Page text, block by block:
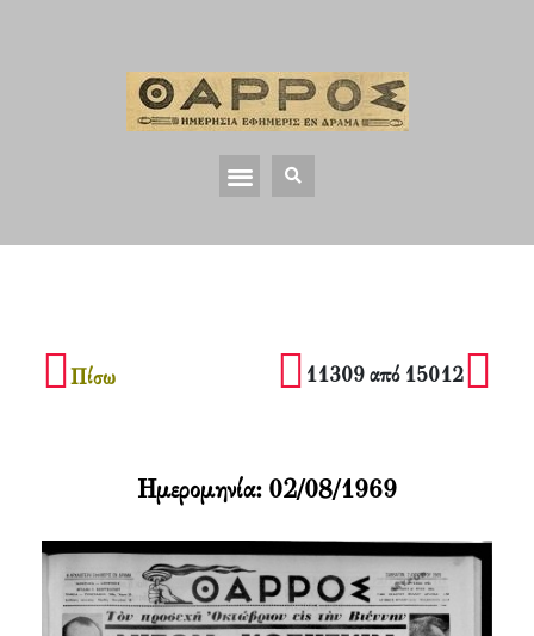
Πίσω 11309 από 15012
Ημερομηνία: 02/08/1969